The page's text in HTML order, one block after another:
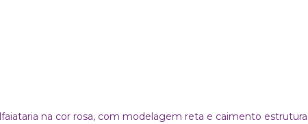
na cor rosa, com modelagem reta e caimento